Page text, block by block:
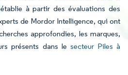
à partir des évaluations des
de Mordor Intelligence, qui ont
approfondies, les marques,
présents dans le secteur Piles à